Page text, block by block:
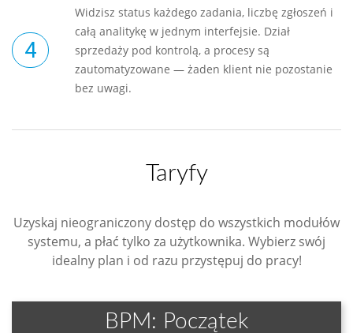
Widzisz status każdego zadania, liczbę zgłoszeń i
całą analitykę w jednym interfejsie. Dział
sprzedaży pod kontrolą, a procesy są
zautomatyzowane — żaden klient nie pozostanie
bez uwagi.
Taryfy
Uzyskaj nieograniczony dostęp do wszystkich modułów
systemu, a płać tylko za użytkownika. Wybierz swój
idealny plan i od razu przystępuj do pracy!
BPM: Początek